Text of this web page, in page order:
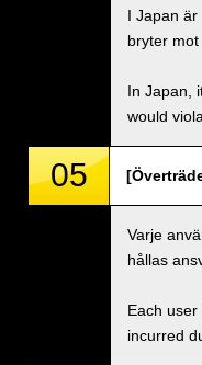
I Japan
bryter
In Japan,
would
05
Varje
hållas
Each
incurred